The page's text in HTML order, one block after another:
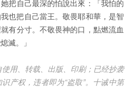
把自己最深的怕說出來：「我怕的
也把自己當王。敬畏耶和華，是智
有分寸。不敬畏神的口，點燃流血
滅。」
用、转载、出版、印刷；已经抄袭
产权，违者即为“盗取”。十诫中第